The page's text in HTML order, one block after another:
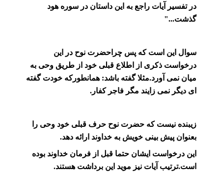
در تفسير آيات راجع به اين داستان در سوره هود
گذشت‏..."
سوال این است که پس چراحضرت نوح در این
درخواست ذکری از اطلاع قبلی خود از طریق وحی به
میان نمی آورد.مثلا گفته باشد: همانطورکه خودت گفته
ای دیگر نمی زایند مگر فاجر کفار.
زیبنده نیست که حضرت نوح حرف قبلی خود وحی را
بعنوان پیش بینی خویش به خداوند ارائه دهد.
این درخواست ایشان حتما قبل از فرمان خداوند بوده
است.ترتیب آیات نیز موید این برداشت هستند.